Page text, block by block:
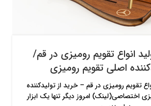
انواع تقویم رومیزی در قم/
اصلی تقویم رومیزی
تقویم رومیزی در قم – خرید از تولیدکننده
اختصاصی(لینک) امروز دیگر تنها یک ابزار